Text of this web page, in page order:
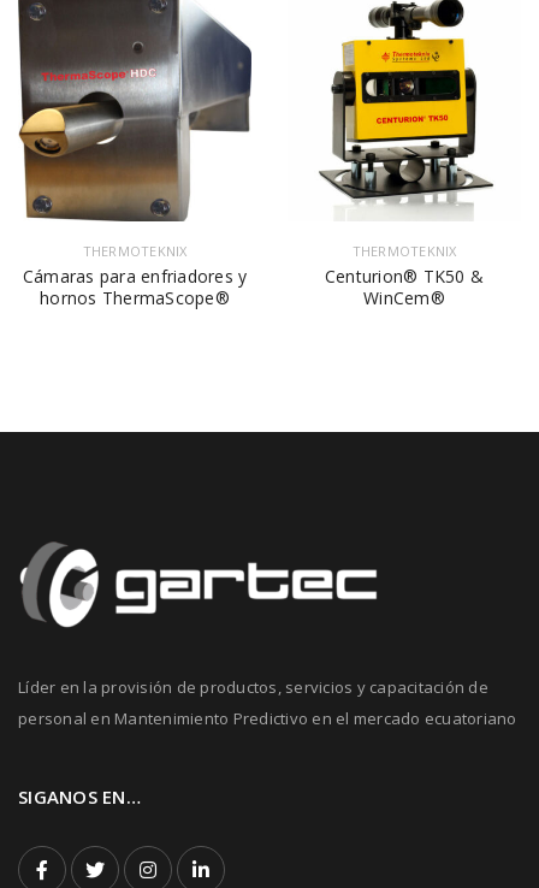
THERMOTEKNIX
Cámaras para enfriadores y
hornos ThermaScope®
THERMOTEKNIX
Centurion® TK50 &
WinCem®
Líder en la provisión de productos, servicios y capacitación de
personal en Mantenimiento Predictivo en el mercado ecuatoriano
SIGANOS EN…